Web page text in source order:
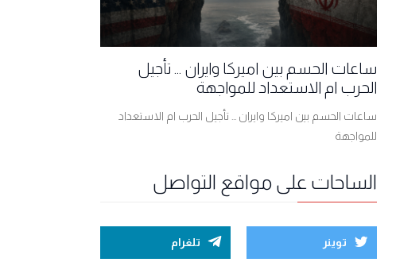
ساعات الحسم بين اميركا وايران ... تأجيل
الحرب ام الاستعداد للمواجهة
ساعات الحسم بين اميركا وايران ... تأجيل الحرب ام الاستعداد
للمواجهة
الساحات على مواقع التواصل
توينر تلغرام